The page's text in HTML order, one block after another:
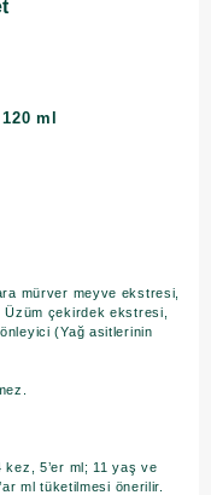
ml
mürver meyve ekstresi,
çekirdek ekstresi,
(Yağ asitlerinin
5’er ml; 11 yaş ve
ml tüketilmesi önerilir.